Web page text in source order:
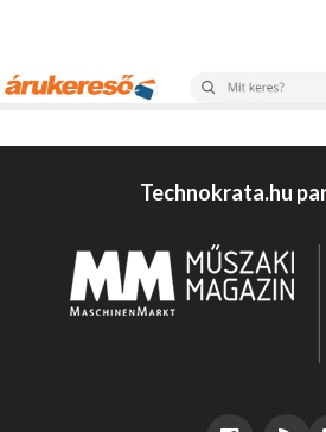
Technokrata.hu